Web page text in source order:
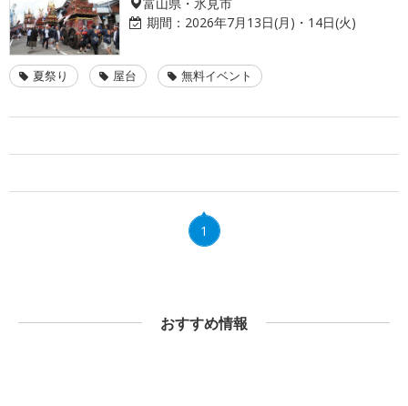
期間： 2026年7月13日(月)・14日(火)
夏祭り 屋台 無料イベント
1
おすすめ情報